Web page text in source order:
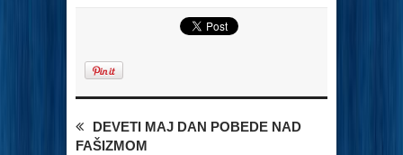
DEVETI MAJ DAN POBEDE NAD
FAŠIZMOM